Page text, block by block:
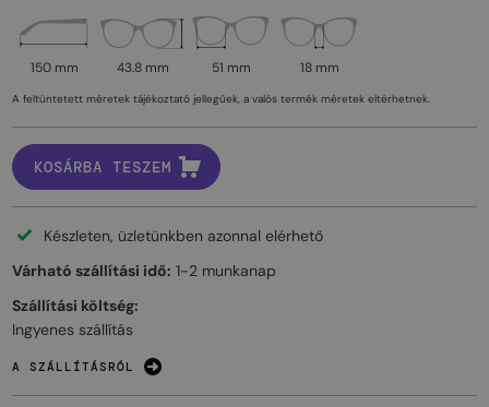
150 mm 43.8 mm 51 mm 18 mm
A feltüntetett méretek tájékoztató jellegűek, a valós termék méretek eltérhetnek.
KOSÁRBA TESZEM
Készleten, üzletünkben azonnal elérhető
Várható szállítási idő: 1-2 munkanap
Szállítási költség:
Ingyenes szállítás
A SZÁLLÍTÁSRÓL